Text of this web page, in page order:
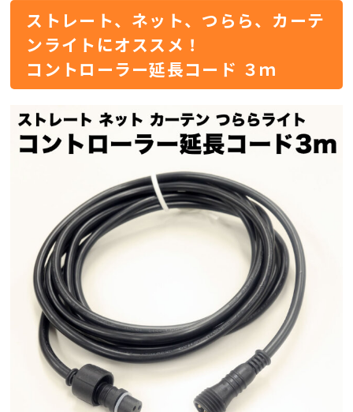
ストレート、ネット、つらら、カーテ
ンライトにオススメ！
コントローラー延長コード ３ｍ